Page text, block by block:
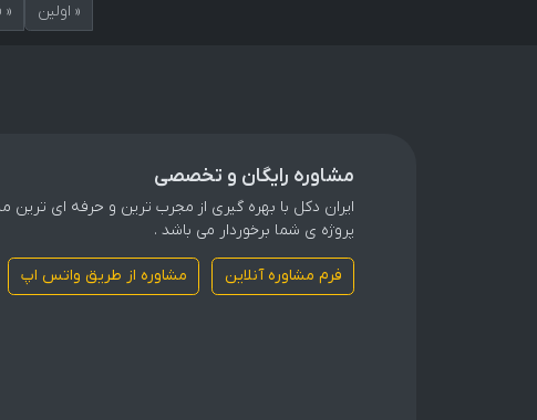
« اولين «
مشاوره رایگان و تخصصی
ایران دکل با بهره گیری از مجرب ترین و حرفه ای
پروژه ی شما برخوردار می باشد .
فرم مشاوره آنلاین مشاوره از طریق واتس اپ